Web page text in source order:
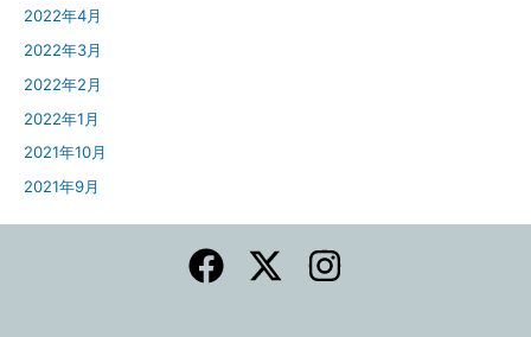
2022年4月
2022年3月
2022年2月
2022年1月
2021年10月
2021年9月